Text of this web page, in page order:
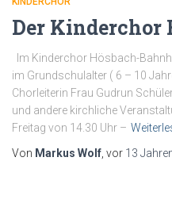
Der Kinderchor
Im Kinderchor Hösbach-
im Grundschulalter ( 6 – 10
Chorleiterin Frau Gudrun
und andere kirchliche
Freitag von 14.30 Uhr –
Von Markus Wolf , vor 13